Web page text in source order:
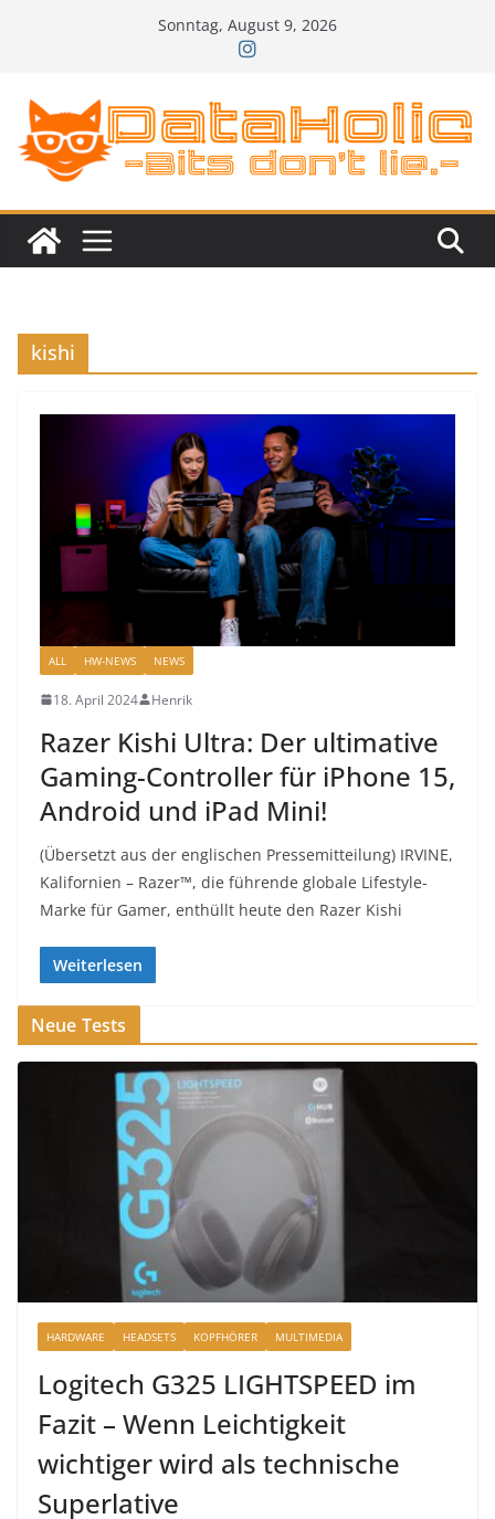
Sonntag, August 9, 2026
kishi
ALL HW-NEWS NEWS
18. April 2024 Henrik
Razer Kishi Ultra: Der ultimative
Gaming-Controller für iPhone 15,
Android und iPad Mini!
(Übersetzt aus der englischen Pressemitteilung) IRVINE,
Kalifornien – Razer™, die führende globale Lifestyle-
Marke für Gamer, enthüllt heute den Razer Kishi
Weiterlesen
Neue Tests
HARDWARE HEADSETS KOPFHÖRER MULTIMEDIA
Logitech G325 LIGHTSPEED im
Fazit – Wenn Leichtigkeit
wichtiger wird als technische
Superlative